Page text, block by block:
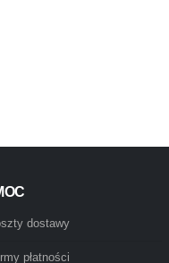
dostawy
płatności